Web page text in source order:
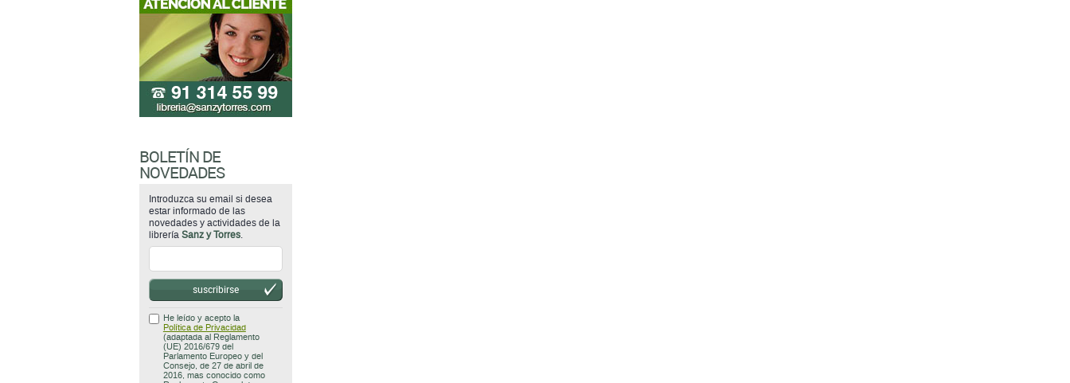
BOLETÍN DE
NOVEDADES
Introduzca su email si desea
estar informado de las
novedades y actividades de la
librería Sanz y Torres.
suscribirse
He leído y acepto la
Política de Privacidad
(adaptada al Reglamento
(UE) 2016/679 del
Parlamento Europeo y del
Consejo, de 27 de abril de
2016, mas conocido como